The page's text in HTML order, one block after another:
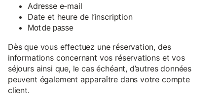
Adresse e-mail
Date et heure de l’inscription
Mot de passe
Dès que vous effectuez une réservation, des
informations concernant vos réservations et vos
séjours ainsi que, le cas échéant, d’autres données
peuvent également apparaître dans votre compte
client.